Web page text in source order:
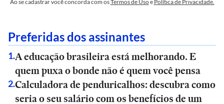
Ao se cadastrar você concorda com osTermos de Usoe Política de Privacidade.
Preferidas dos assinantes
1.A educação brasileira está melhorando. E
quem puxa o bonde não é quem você pensa
2.Calculadora de penduricalhos: descubra como
seria o seu salário com os benefícios de um